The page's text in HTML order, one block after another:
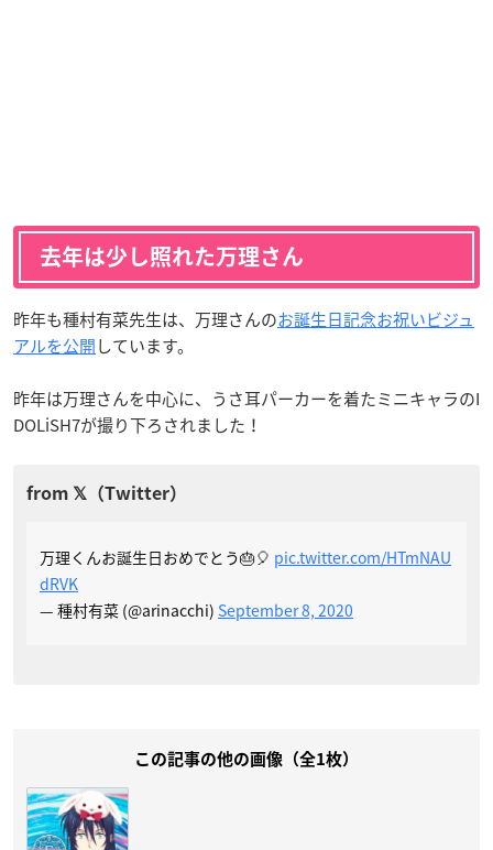
去年は少し照れた万理さん
昨年も種村有菜先生は、万理さんのお誕生日記念お祝いビジュ
アルを公開しています。
昨年は万理さんを中心に、うさ耳パーカーを着たミニキャラのI
DOLiSH7が撮り下ろされました！
万理くんお誕生日おめでとう🎂🎈 pic.twitter.com/HTmNAU
dRVK
— 種村有菜 (@arinacchi) September 8, 2020
この記事の他の画像（全1枚）